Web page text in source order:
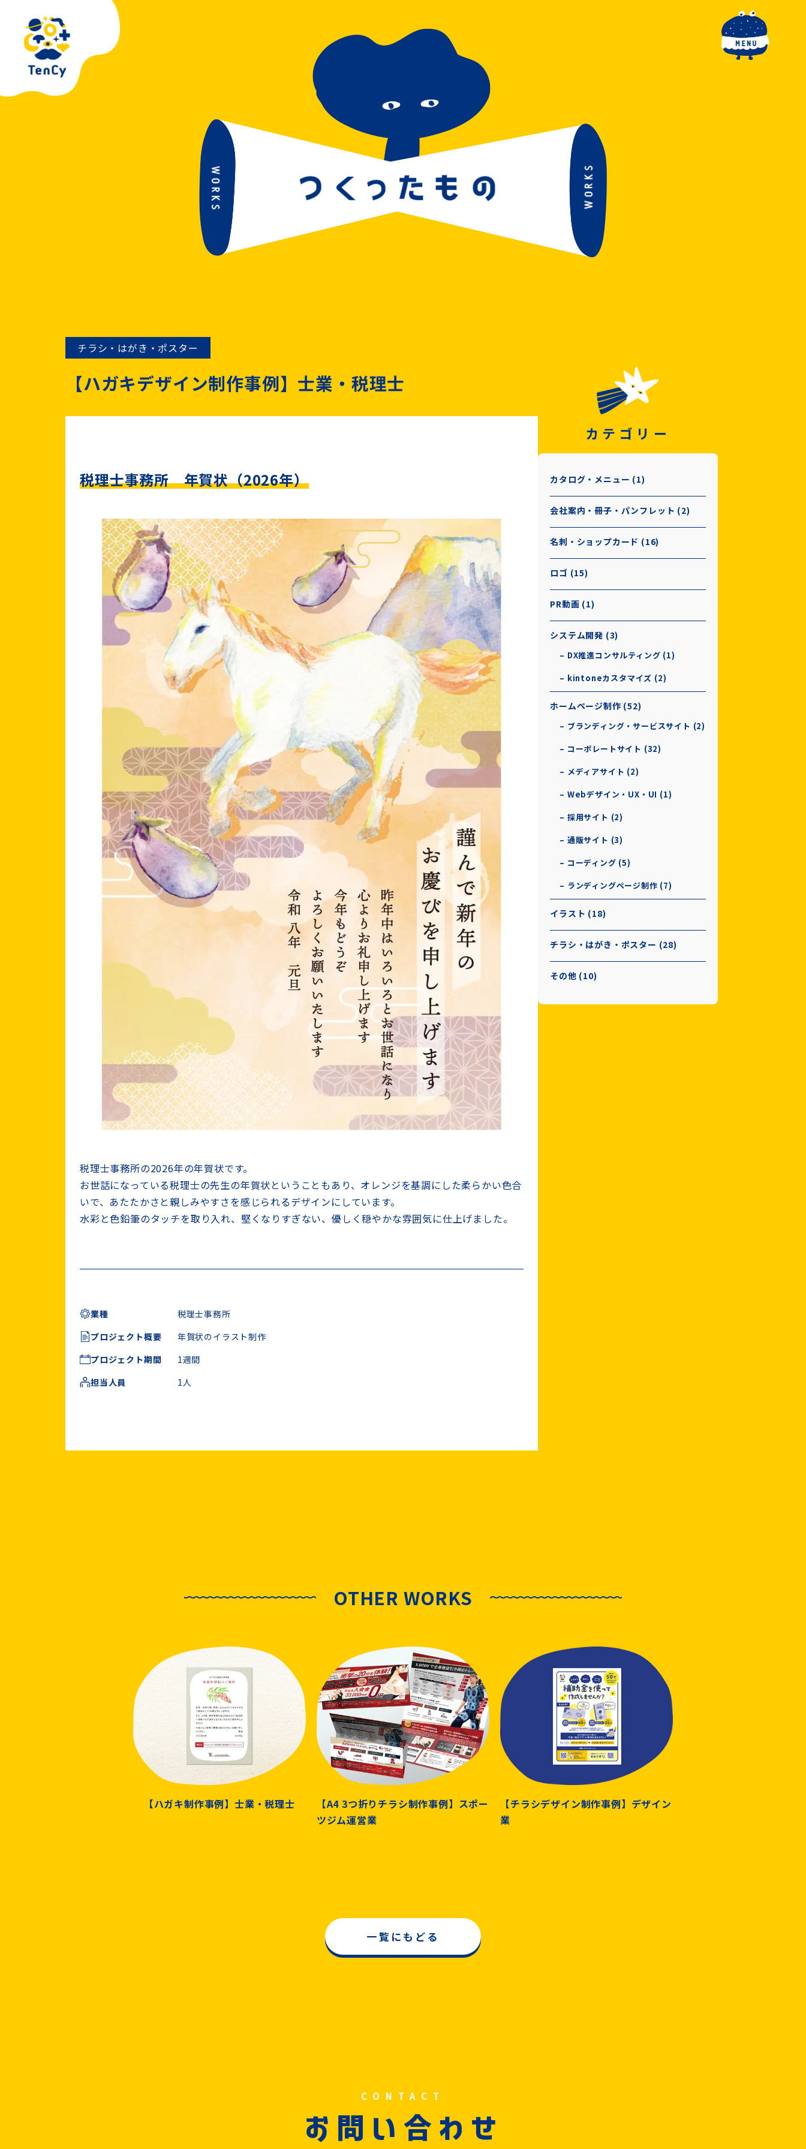
toggle navigation
チラシ・はがき・ポスター
【ハガキデザイン制作事例】士業・税理士
税理士事務所 年賀状（2026年）
税理士事務所の2026年の年賀状です。
お世話になっている税理士の先生の年賀状ということもあり、オレンジを基調にした柔らかい色合
いで、あたたかさと親しみやすさを感じられるデザインにしています。
水彩と色鉛筆のタッチを取り入れ、堅くなりすぎない、優しく穏やかな雰囲気に仕上げました。
業種
税理士事務所
プロジェクト概要
年賀状のイラスト制作
プロジェクト期間
1週間
担当人員
1人
カテゴリー
カタログ・メニュー (1)
会社案内・冊子・パンフレット (2)
名刺・ショップカード (16)
ロゴ (15)
PR動画 (1)
システム開発 (3)
– DX推進コンサルティング (1)
– kintoneカスタマイズ (2)
ホームページ制作 (52)
– ブランディング・サービスサイト (2)
– コーポレートサイト (32)
– メディアサイト (2)
– Webデザイン・UX・UI (1)
– 採用サイト (2)
– 通販サイト (3)
– コーディング (5)
– ランディングページ制作 (7)
イラスト (18)
チラシ・はがき・ポスター (28)
その他 (10)
OTHER WORKS
【ハガキ制作事例】士業・税理士
【A4 3つ折りチラシ制作事例】スポー
ツジム運営業
【チラシデザイン制作事例】デザイン
業
一覧にもどる
CONTACT
お 問 い 合 わせ